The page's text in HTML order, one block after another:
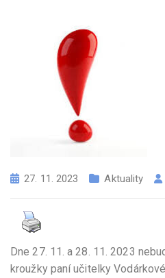
27. 11. 2023 Aktuality
Dne 27. 11. a 28. 11. 2023
kroužky paní učitelky